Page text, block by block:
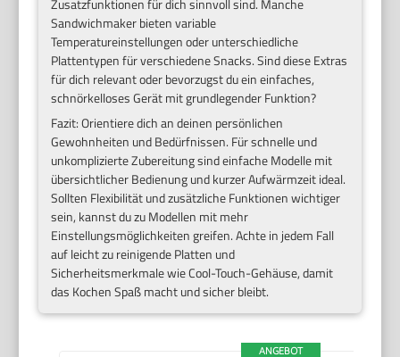
Zusatzfunktionen für dich sinnvoll sind. Manche
Sandwichmaker bieten variable
Temperatureinstellungen oder unterschiedliche
Plattentypen für verschiedene Snacks. Sind diese Extras
für dich relevant oder bevorzugst du ein einfaches,
schnörkelloses Gerät mit grundlegender Funktion?
Fazit: Orientiere dich an deinen persönlichen
Gewohnheiten und Bedürfnissen. Für schnelle und
unkomplizierte Zubereitung sind einfache Modelle mit
übersichtlicher Bedienung und kurzer Aufwärmzeit ideal.
Sollten Flexibilität und zusätzliche Funktionen wichtiger
sein, kannst du zu Modellen mit mehr
Einstellungsmöglichkeiten greifen. Achte in jedem Fall
auf leicht zu reinigende Platten und
Sicherheitsmerkmale wie Cool-Touch-Gehäuse, damit
das Kochen Spaß macht und sicher bleibt.
ANGEBOT